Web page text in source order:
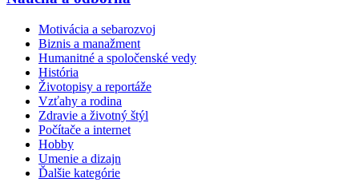
Motivácia a sebarozvoj
Biznis a manažment
Humanitné a spoločenské vedy
História
Životopisy a reportáže
Vzťahy a rodina
Zdravie a životný štýl
Počítače a internet
Hobby
Umenie a dizajn
Ďalšie kategórie